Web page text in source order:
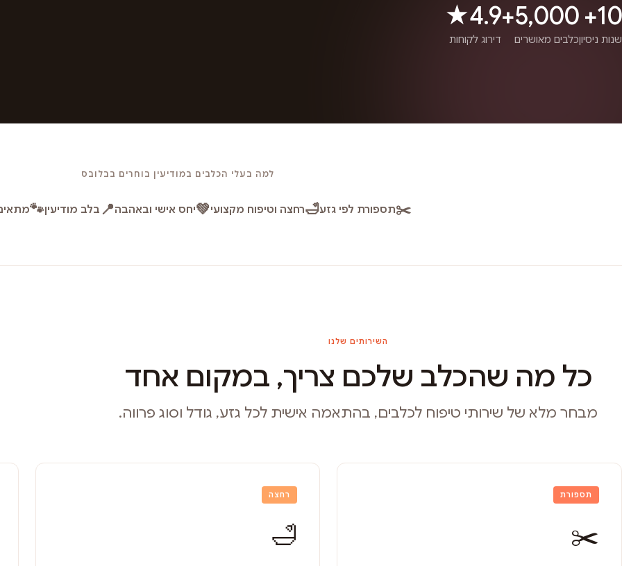
10+
שנות ניסיון
5,000+
כלבים מאושרים
4.9★
דירוג לקוחות
למה בעלי הכלבים במודיעין בוחרים בבלובס
✂️תספורת לפי גזע🛁רחצה וטיפוח מקצועי💚יחס אישי ובאהבה📍 בלב מודיעין🐾
השירותים שלנו
כל מה שהכלב שלכם צריך, במקום אחד
מבחר מלא של שירותי טיפוח לכלבים, בהתאמה אישית לכל גזע, גודל וסוג פרווה.
תספורת
✂️
רחצה
🛁